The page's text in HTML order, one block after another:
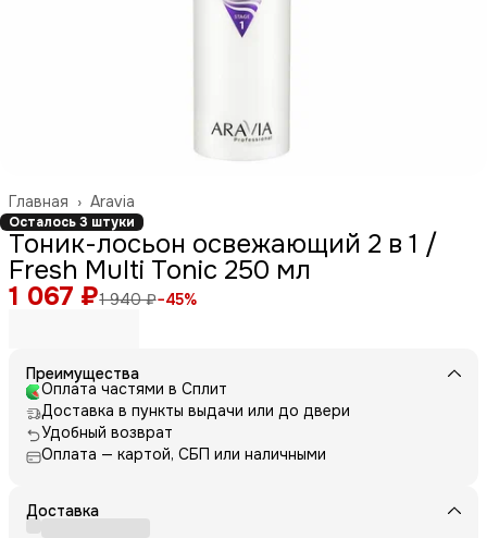
Aravia
Главная ›
Осталось 3 штуки
Тоник-лосьон освежающий 2 в 1 /
Fresh Multi Tonic 250 мл
1 067 ₽1 940 ₽−45%
Преимущества
Оплата частями в Сплит
Доставка в пункты выдачи или до двери
Удобный возврат
Оплата — картой, СБП или наличными
Доставка